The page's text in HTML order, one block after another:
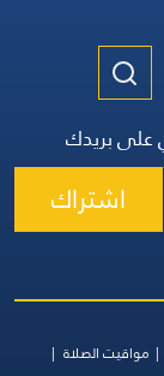
بريدك
اشتراك
مواقيت الصلاة